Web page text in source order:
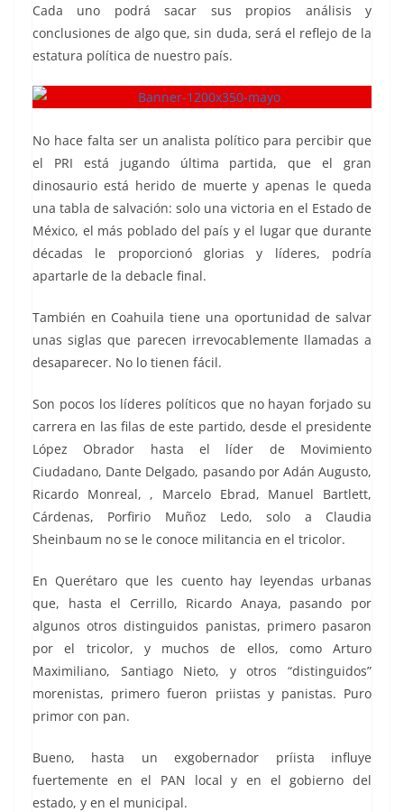
Cada uno podrá sacar sus propios análisis y
conclusiones de algo que, sin duda, será el reflejo de la
estatura política de nuestro país.
No hace falta ser un analista político para percibir que
el PRI está jugando última partida, que el gran
dinosaurio está herido de muerte y apenas le queda
una tabla de salvación: solo una victoria en el Estado de
México, el más poblado del país y el lugar que durante
décadas le proporcionó glorias y líderes, podría
apartarle de la debacle final.
También en Coahuila tiene una oportunidad de salvar
unas siglas que parecen irrevocablemente llamadas a
desaparecer. No lo tienen fácil.
Son pocos los líderes políticos que no hayan forjado su
carrera en las filas de este partido, desde el presidente
López Obrador hasta el líder de Movimiento
Ciudadano, Dante Delgado, pasando por Adán Augusto,
Ricardo Monreal, , Marcelo Ebrad, Manuel Bartlett,
Cárdenas, Porfirio Muñoz Ledo, solo a Claudia
Sheinbaum no se le conoce militancia en el tricolor.
En Querétaro que les cuento hay leyendas urbanas
que, hasta el Cerrillo, Ricardo Anaya, pasando por
algunos otros distinguidos panistas, primero pasaron
por el tricolor, y muchos de ellos, como Arturo
Maximiliano, Santiago Nieto, y otros “distinguidos”
morenistas, primero fueron priistas y panistas. Puro
primor con pan.
Bueno, hasta un exgobernador príista influye
fuertemente en el PAN local y en el gobierno del
estado, y en el municipal.